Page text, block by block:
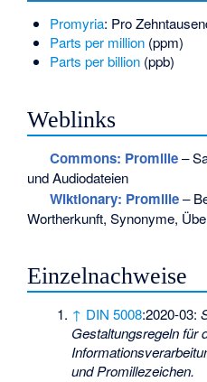
Promyria: Pro
Parts per million(ppm)
Parts per billion(ppb)
Weblinks
Commons: Promille–
und Audiodateien
Wiktionary: Promille–
Wortherkunft, Synonyme,
Einzelnachweise
↑ DIN 5008:2020-03:
Gestaltungsregeln für
und Promillezeichen.